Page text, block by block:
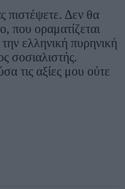
πιστέψετε. Δεν θα
που οραματίζεται
ελληνική πυρηνική
σοσιαλιστής.
τις αξίες μου ούτε